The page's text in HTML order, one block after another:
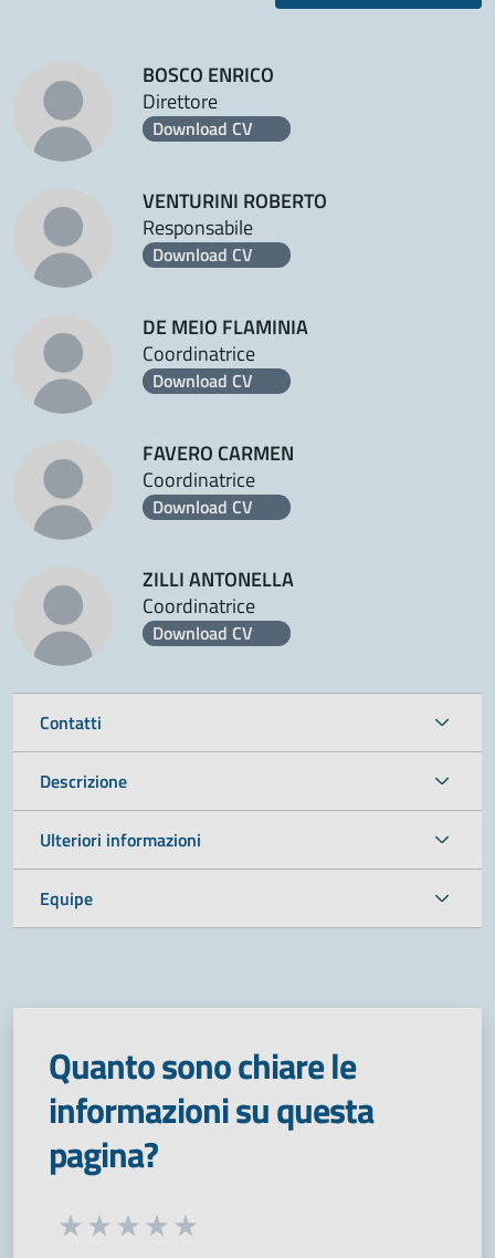
BOSCO ENRICO
Direttore
Download CV
VENTURINI ROBERTO
Responsabile
Download CV
DE MEIO FLAMINIA
Coordinatrice
Download CV
FAVERO CARMEN
Coordinatrice
Download CV
ZILLI ANTONELLA
Coordinatrice
Download CV
Contatti
Descrizione
Ulteriori informazioni
Equipe
Quanto sono chiare le
informazioni su questa
pagina?
Seleziona una valutazione da 1 a 5 stelle